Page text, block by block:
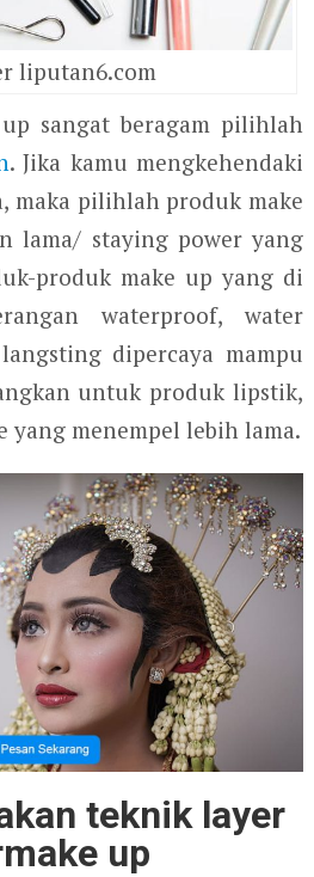
liputan6.com
sangat beragam pilihlah
. Jika kamu mengkehendaki
maka pilihlah produk make
lama/ staying power yang
produk make up yang di
waterproof, water
dipercaya mampu
untuk produk lipstik,
menempel lebih lama.
teknik layer
up